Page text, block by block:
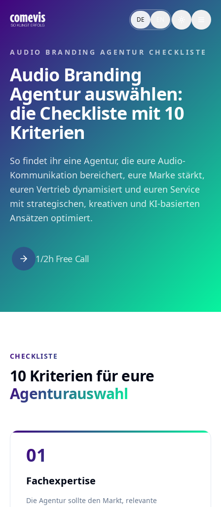
DE Toggle
AUDIO BRANDING AGENTUR CHECKLISTE
Audio Branding
Agentur auswählen:
die Checkliste mit 10
Kriterien
So findet ihr eine Agentur, die eure Audio-
Kommunikation bereichert, eure Marke stärkt,
euren Vertrieb dynamisiert und euren Service
mit strategischen, kreativen und KI-basierten
Ansätzen optimiert.
1/2h Free Call
CHECKLISTE
10 Kriterien für eure
Agenturauswahl
01
Fachexpertise
Die Agentur sollte den Markt, relevante